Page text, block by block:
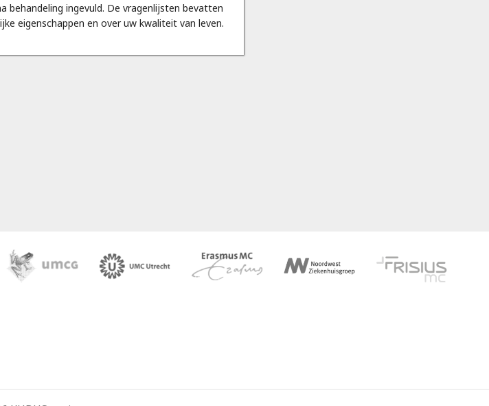
behandeling ingevuld. De vragenlijsten bevatten
eigenschappen en over uw kwaliteit van leven.